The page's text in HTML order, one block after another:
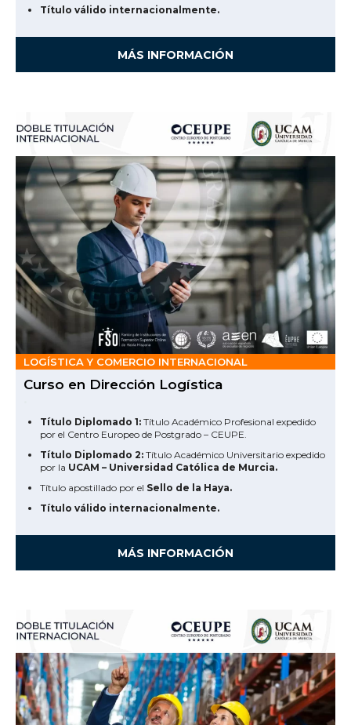
Título válido internacionalmente.
MÁS INFORMACIÓN
LOGÍSTICA Y COMERCIO INTERNACIONAL
Curso en Dirección Logística
Título Diplomado 1: Título Académico Profesional expedido
por el Centro Europeo de Postgrado – CEUPE.
Título Diplomado 2: Título Académico Universitario expedido
por la UCAM – Universidad Católica de Murcia.
Título apostillado por el Sello de la Haya.
Título válido internacionalmente.
MÁS INFORMACIÓN